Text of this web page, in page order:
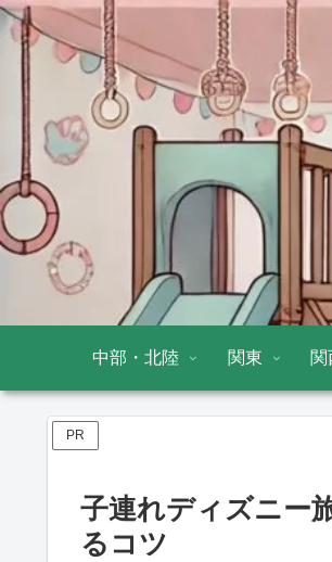
中部・北陸 関東 関
PR
子連れディズニー
るコツ